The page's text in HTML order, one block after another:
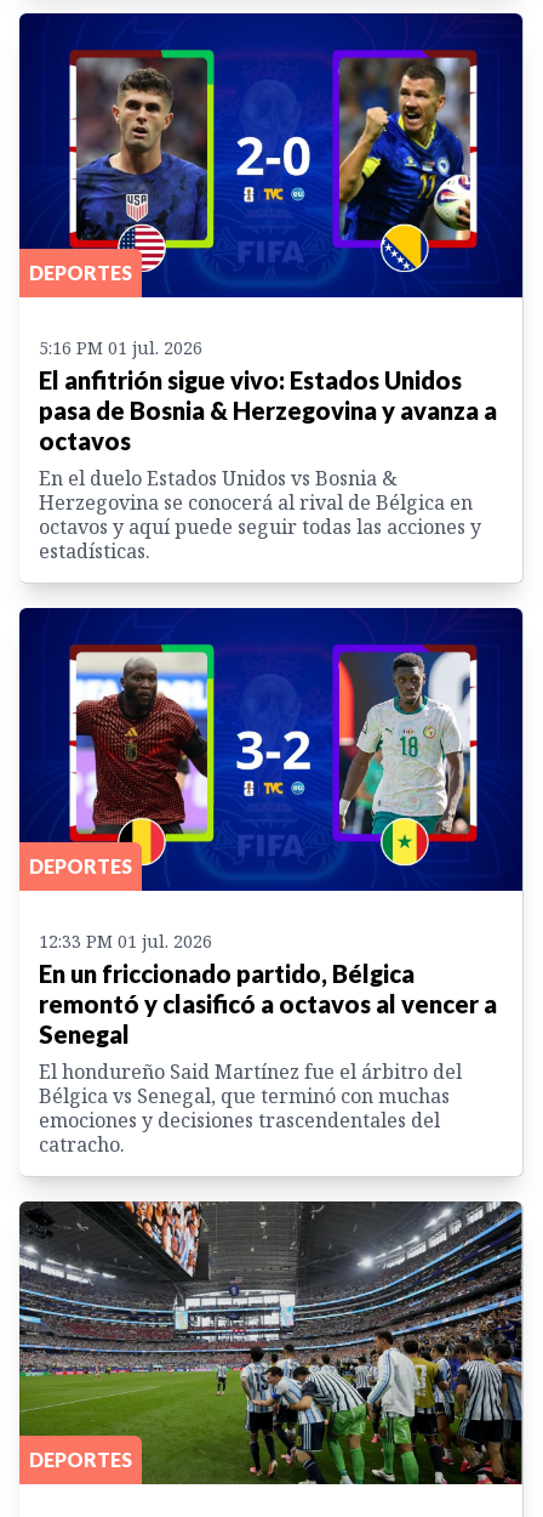
DEPORTES
5:16 PM 01 jul. 2026
El anfitrión sigue vivo: Estados Unidos
pasa de Bosnia & Herzegovina y avanza a
octavos
En el duelo Estados Unidos vs Bosnia &
Herzegovina se conocerá al rival de Bélgica en
octavos y aquí puede seguir todas las acciones y
estadísticas.
DEPORTES
12:33 PM 01 jul. 2026
En un friccionado partido, Bélgica
remontó y clasificó a octavos al vencer a
Senegal
El hondureño Said Martínez fue el árbitro del
Bélgica vs Senegal, que terminó con muchas
emociones y decisiones trascendentales del
catracho.
DEPORTES